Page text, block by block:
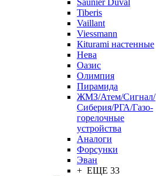
Saunier Duval
Tiberis
Vaillant
Viessmann
Кiturami настенные
Нева
Оазис
Олимпия
Пирамида
ЖМЗ/Атем/Сигнал/
Сиберия/РГА/Газо-
горелочные
устройства
Aналоги
Форсунки
Эван
+ ЕЩЕ 33